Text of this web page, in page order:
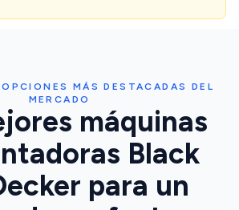
MÁS DESTACADAS DEL
MERCADO
máquinas
Black
para un